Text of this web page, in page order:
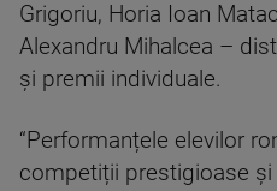
Grigoriu, Horia Ioan
Alexandru Mihalcea –
și premii individuale.
“Performanțele elevilor
competiții prestigioase